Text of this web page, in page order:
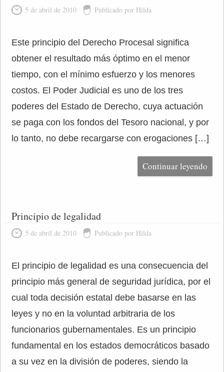
5 de abril de 2010 Publicado por Hilda
Este principio del Derecho Procesal significa
obtener el resultado más óptimo en el menor
tiempo, con el mínimo esfuerzo y los menores
costos. El Poder Judicial es uno de los tres
poderes del Estado de Derecho, cuya actuación
se paga con los fondos del Tesoro nacional, y por
lo tanto, no debe recargarse con erogaciones […]
Continuar leyendo
Principio de legalidad
5 de abril de 2010 Publicado por Hilda
El principio de legalidad es una consecuencia del
principio más general de seguridad jurídica, por el
cual toda decisión estatal debe basarse en las
leyes y no en la voluntad arbitraria de los
funcionarios gubernamentales. Es un principio
fundamental en los estados democráticos basado
a su vez en la división de poderes, siendo la